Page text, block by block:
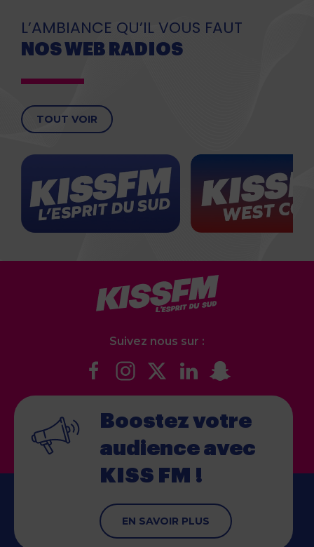
L’AMBIANCE QU’IL VOUS FAUT
NOS WEB RADIOS
TOUT VOIR
Suivez nous sur :
Boostez votre
audience avec
KISS FM !
EN SAVOIR PLUS